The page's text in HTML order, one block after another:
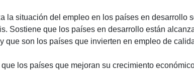
la situación del empleo en los países en desarrollo
Sostiene que los países en desarrollo están
que son los países que invierten en empleo de
los países que mejoran su crecimiento